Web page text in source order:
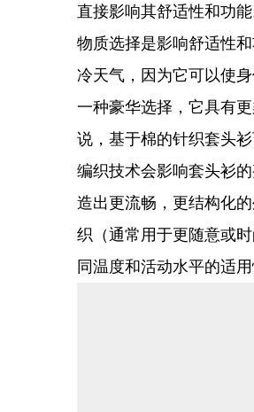
直接影响其舒适性和功
物质选择是影响舒适性
冷天气，因为它可以使
一种豪华选择，它具有
说，基于棉的针织套头
编织技术会影响套头衫
造出更流畅，更结构化
织（通常用于更随意或
同温度和活动水平的适用